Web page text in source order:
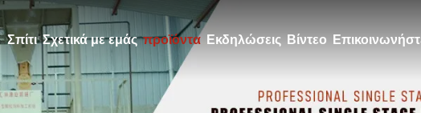
Σπίτι Σχετικά με εμάς προϊόντα Εκδηλώσεις Βίντεο